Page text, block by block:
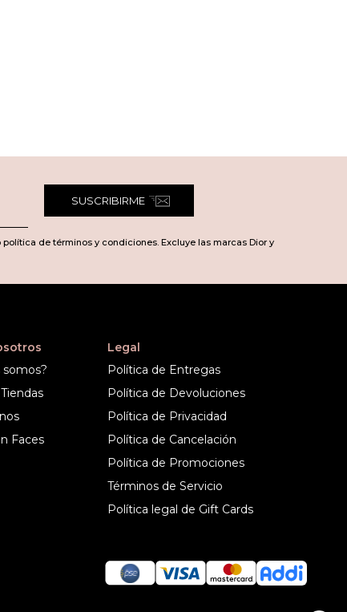
SUSCRIBIRME
de términos y condiciones. Excluye las marcas Dior y
somos?
Faces
Legal
Política de Entregas
Política de Devoluciones
Política de Privacidad
Política de Cancelación
Política de Promociones
Términos de Servicio
Política legal de Gift Cards